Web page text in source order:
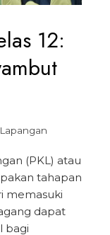
12:
(PKL) atau
tahapan
memasuki
dapat
bagi